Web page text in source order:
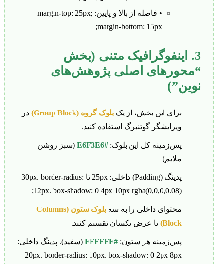
• فاصله از بالا و پایین: margin-top: 25px;
margin-bottom: 15px;
3. اینفوگرافیک متنی (بخش
“محورهای اصلی پژوهش‌های
نوین”)
برای این بخش، از یک بلوک گروه (Group Block)
در
ویرایشگر گوتنبرگ استفاده کنید.
پس‌زمینه کل این بلوک: #E6F3E6
(سبز روشن
ملایم)
پدینگ (Padding) داخلی: 25px تا 30px. border-radius:
12px. box-shadow: 0 4px 10px rgba(0,0,0,0.08);
محتوای داخلی را به سه
بلوک ستون (Columns
Block) با عرض یکسان تقسیم کنید.
پس‌زمینه هر ستون: #FFFFFF
(سفید). پدینگ داخلی:
20px. border-radius: 10px. box-shadow: 0 2px 8px